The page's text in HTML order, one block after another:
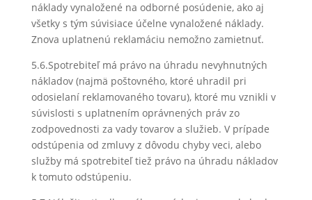
náklady vynaložené na odborné posúdenie, ako aj
všetky s tým súvisiace účelne vynaložené náklady.
Znova uplatnenú reklamáciu nemožno zamietnuť.
5.6.Spotrebiteľ má právo na úhradu nevyhnutných
nákladov (najmä poštovného, ktoré uhradil pri
odosielaní reklamovaného tovaru), ktoré mu vznikli v
súvislosti s uplatnením oprávnených práv zo
zodpovednosti za vady tovarov a služieb. V prípade
odstúpenia od zmluvy z dôvodu chyby veci, alebo
služby má spotrebiteľ tiež právo na úhradu nákladov
k tomuto odstúpeniu.